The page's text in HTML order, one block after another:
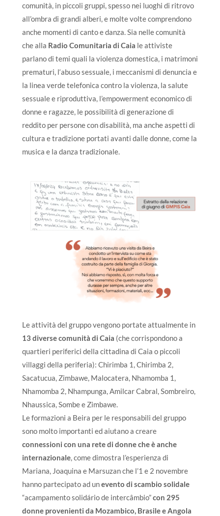
comunità, in piccoli gruppi, spesso nei luoghi di ritrovo
all’ombra di grandi alberi, e molte volte comprendono
anche momenti di canto e danza. Sia nelle comunità
che alla Radio Comunitaria di Caia le attiviste
parlano di temi quali la violenza domestica, i matrimoni
prematuri, l‘abuso sessuale, i meccanismi di denuncia e
la linea verde telefonica contro la violenza, la salute
sessuale e riproduttiva, l’empowerment economico di
donne e ragazze, le possibilità di generazione di
reddito per persone con disabilità, ma anche aspetti di
cultura e tradizione portati avanti dalle donne, come la
musica e la danza tradizionale.
Le attività del gruppo vengono portate attualmente in
13 diverse comunità di Caia (che corrispondono a
quartieri periferici della cittadina di Caia o piccoli
villaggi della periferia): Chirimba 1, Chirimba 2,
Sacatucua, Zimbawe, Malocatera, Nhamomba 1,
Nhamomba 2, Nhampunga, Amilcar Cabral, Sombreiro,
Nhaussica, Sombe e Zimbawe.
Le formazioni a Beira per le responsabili del gruppo
sono molto importanti ed aiutano a creare
connessioni con una rete di donne che è anche
internazionale, come dimostra l’esperienza di
Mariana, Joaquina e Marsuzan che l’1 e 2 novembre
hanno partecipato ad unevento di scambio solidale
“acampamento solidário de intercâmbio”con 295
donne provenienti da Mozambico, Brasile e Angola